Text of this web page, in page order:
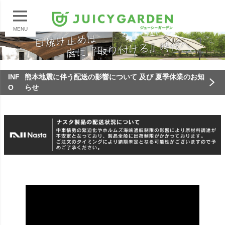
MENU
INF
O
熊本地震に伴う配送の影響について 及び 夏季休業のお知
らせ